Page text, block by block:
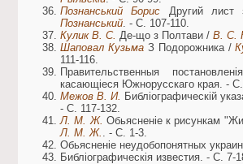
Познанський Борис Другий
Познанський . - С. 107-110.
Кулик В. С. Де-що з Полтави / В. С.
Шаповал КузьмаЗ Подорожника /
111-116.
Правительственныя
касающіеся Южнорусскаго края. - С.
Межов В. И. Библіографическій
- С. 117-132.
Л. М. Ж. Обьясненіе к рисункам
Л. М. Ж.
. - С. 1-3.
Обьясненіе неудобопонятных
Библіографическія известия. - С. 7-